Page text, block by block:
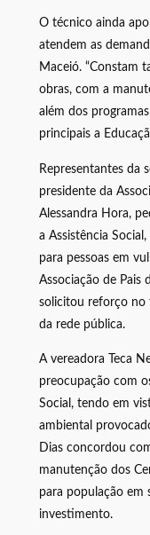
O técnico ainda
atendem as
Maceió. “Constam
obras, com a
além dos
principais a
Representantes da
presidente da
Alessandra Hora,
a Assistência
para pessoas em
Associação de Pais
solicitou reforço no
da rede pública.
A vereadora Teca
preocupação com
Social, tendo em
ambiental
Dias concordou
manutenção dos
para população em
investimento.